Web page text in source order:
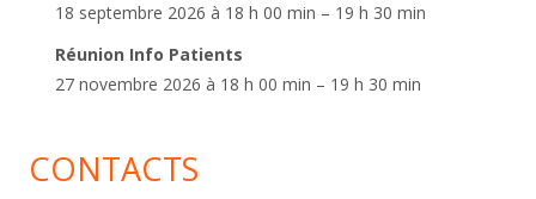
18 septembre 2026 à 18 h 00 min – 19 h 30 min
Réunion Info Patients
27 novembre 2026 à 18 h 00 min – 19 h 30 min
CONTACTS